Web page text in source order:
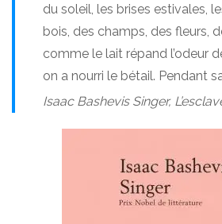
du soleil, les brises estivales,
bois, des champs, des fleurs,
comme le lait répand l’odeur
on a nourri le bétail. Pendant
Isaac Bashevis Singer,